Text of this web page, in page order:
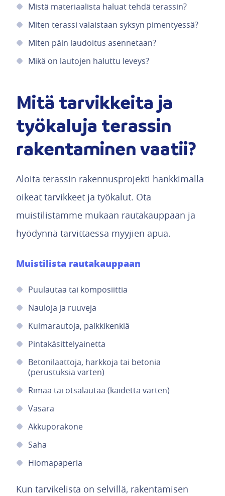
Mistä materiaalista haluat tehdä terassin?
Miten terassi valaistaan syksyn pimentyessä?
Miten päin laudoitus asennetaan?
Mikä on lautojen haluttu leveys?
Mitä tarvikkeita ja
työkaluja terassin
rakentaminen vaatii?
Aloita terassin rakennusprojekti hankkimalla
oikeat tarvikkeet ja työkalut. Ota
muistilistamme mukaan rautakauppaan ja
hyödynnä tarvittaessa myyjien apua.
Muistilista rautakauppaan
Puulautaa tai komposiittia
Nauloja ja ruuveja
Kulmarautoja, palkkikenkiä
Pintakäsittelyainetta
Betonilaattoja, harkkoja tai betonia
(perustuksia varten)
Rimaa tai otsalautaa (kaidetta varten)
Vasara
Akkuporakone
Saha
Hiomapaperia
Kun tarvikelista on selvillä, rakentamisen